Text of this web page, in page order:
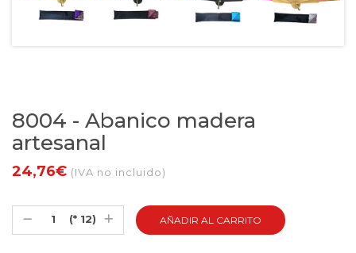
8004 - Abanico madera
artesanal
24,76€ (IVA no incluido)
(* 12)